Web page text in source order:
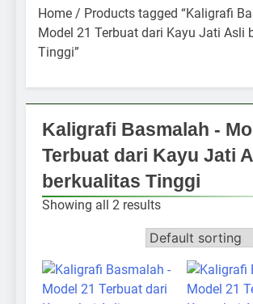
Home / Products tagged “Kaligrafi
Model 21 Terbuat dari Kayu Jati Asli
Tinggi”
Kaligrafi Basmalah -
Terbuat dari Kayu Jati
berkualitas Tinggi
Showing all 2 results